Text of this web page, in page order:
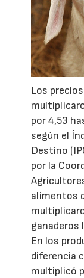
Los
por 4,53
según el
Destino
por la
alimentos
ganaderos
En los
diferencia
multiplicó